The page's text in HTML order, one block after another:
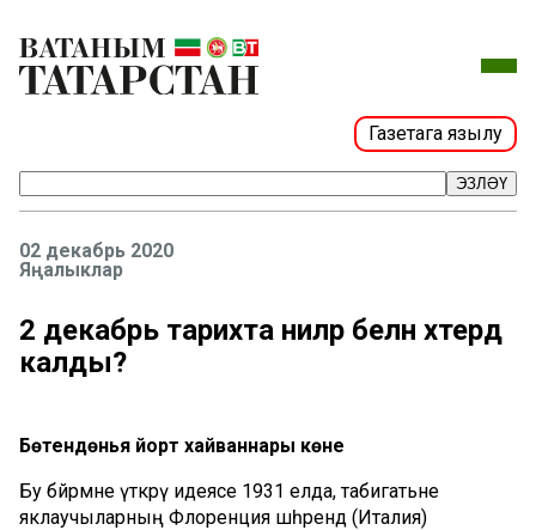
Газетага язылу
ЭЗЛӘҮ
02 декабрь 2020
Яңалыклар
2 декабрь тарихта ниләр белән хәтердә
калды?
Бөтендөнья йорт хайваннары көне
Бу бәйрәмне үткәрү идеясе 1931 елда, табигатьне
яклаучыларның Флоренция шәһәрендә (Италия)